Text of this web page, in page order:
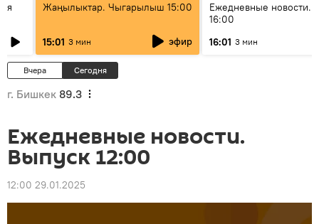
Жаңылыктар. Чыгарылыш 15:00
15:01 3 мин эфир
Ежедневные новости.
16:00
16:01 3 мин
Вчера Сегодня
г. Бишкек 89.3
Ежедневные новости.
Выпуск 12:00
12:00 29.01.2025